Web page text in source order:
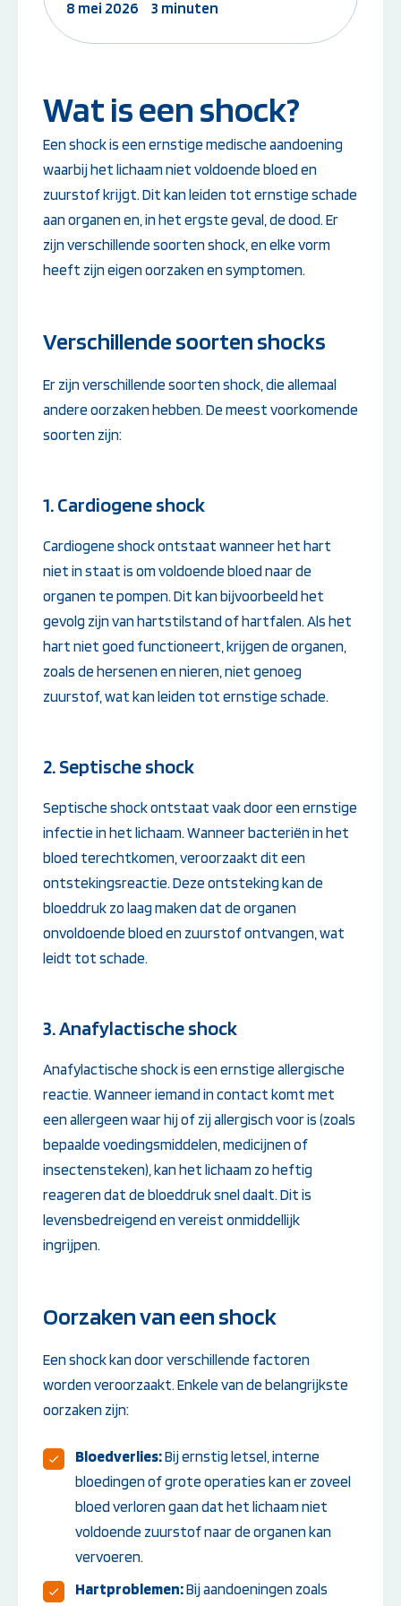
Instructeur worden:
(NRR)
Opleiding PBLS-instructeur
Herhalingscursus PBLS- en
BLS-instructeur
Bekijk alle
instructeursopleidingen
Overige
nodig hebt?
8 mei 2026
3 minuten
Wat is een shock?
Een shock is een ernstige medische aandoening
waarbij het lichaam niet voldoende bloed en
zuurstof krijgt. Dit kan leiden tot ernstige schade
aan organen en, in het ergste geval, de dood. Er
zijn verschillende soorten shock, en elke vorm
heeft zijn eigen oorzaken en symptomen.
Verschillende soorten shocks
Er zijn verschillende soorten shock, die allemaal
andere oorzaken hebben. De meest voorkomende
soorten zijn:
1. Cardiogene shock
Cardiogene shock ontstaat wanneer het hart
niet in staat is om voldoende bloed naar de
organen te pompen. Dit kan bijvoorbeeld het
gevolg zijn van hartstilstand of hartfalen. Als het
hart niet goed functioneert, krijgen de organen,
zoals de hersenen en nieren, niet genoeg
zuurstof, wat kan leiden tot ernstige schade.
2. Septische shock
Septische shock ontstaat vaak door een ernstige
infectie in het lichaam. Wanneer bacteriën in het
bloed terechtkomen, veroorzaakt dit een
ontstekingsreactie. Deze ontsteking kan de
bloeddruk zo laag maken dat de organen
onvoldoende bloed en zuurstof ontvangen, wat
leidt tot schade.
3. Anafylactische shock
Anafylactische shock is een ernstige allergische
reactie. Wanneer iemand in contact komt met
een allergeen waar hij of zij allergisch voor is (zoals
bepaalde voedingsmiddelen, medicijnen of
insectensteken), kan het lichaam zo heftig
reageren dat de bloeddruk snel daalt. Dit is
levensbedreigend en vereist onmiddellijk
ingrijpen.
Oorzaken van een shock
Een shock kan door verschillende factoren
worden veroorzaakt. Enkele van de belangrijkste
oorzaken zijn:
Bloedverlies:Bij ernstig letsel, interne
bloedingen of grote operaties kan er zoveel
bloed verloren gaan dat het lichaam niet
voldoende zuurstof naar de organen kan
vervoeren.
Hartproblemen:Bij aandoeningen zoals